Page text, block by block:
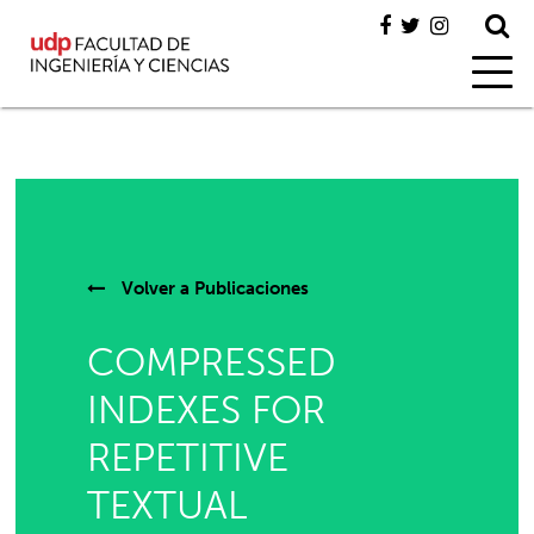
Volver a Publicaciones
COMPRESSED
INDEXES FOR
REPETITIVE
TEXTUAL